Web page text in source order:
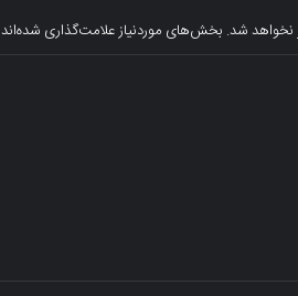
نخواهد شد. بخش‌های موردنیاز علامت‌گذاری شده‌اند